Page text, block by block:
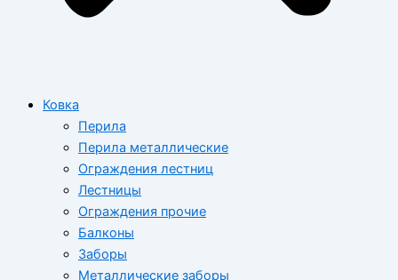
Ковка
Перила
Перила металлические
Ограждения лестниц
Лестницы
Ограждения прочие
Балконы
Заборы
Металлические заборы